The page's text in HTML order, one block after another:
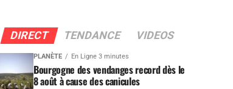
DIRECT TENDANCE VIDEOS
PLANÈTE En Ligne 3 minutes
Bourgogne des vendanges record dès le
8 août à cause des canicules